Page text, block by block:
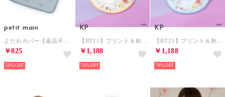
petit main
よだれカバー【返品不可商品】 （L・ブルー）
￥825
50%
KP
【BT21】プリント＆刺しゅうスタイ 【返品不可商品】 （オフ ホワイト）
￥1,188
70%
KP
【BT21】プリント＆刺しゅうスタイ 【返品不可商品】 （サックス）
￥1,188
70%